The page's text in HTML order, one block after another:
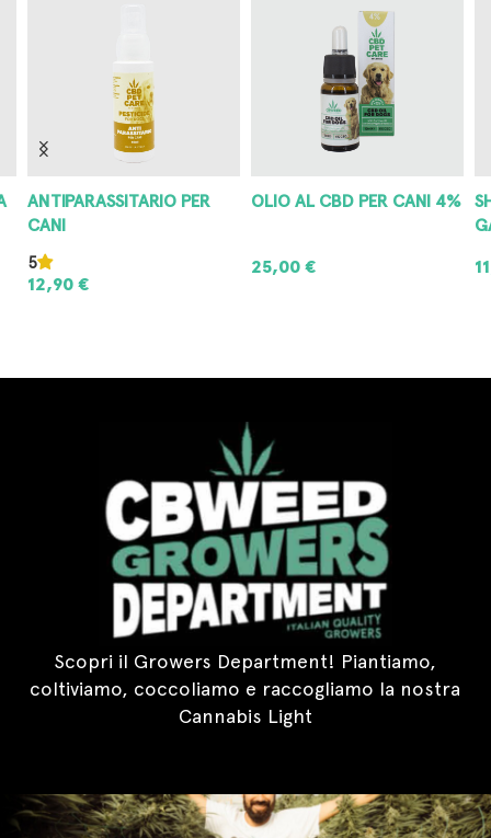
ANTIPARASSITARIO PER
CANI
5
12,90€
OLIO AL CBD PER CANI 4%
25,00€
Scopri il Growers Department! Piantiamo,
coltiviamo, coccoliamo e raccogliamo la nostra
Cannabis Light